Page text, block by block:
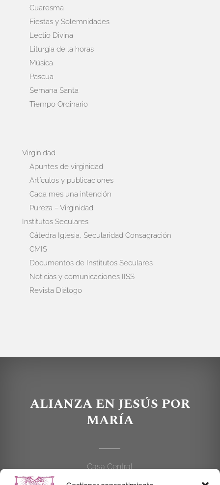
Cuaresma
Fiestas y Solemnidades
Lectio Divina
Liturgia de la horas
Música
Pascua
Semana Santa
Tiempo Ordinario
Virginidad
Apuntes de virginidad
Artículos y publicaciones
Cada mes una intención
Pureza – Virginidad
Institutos Seculares
Cátedra Iglesia, Secularidad Consagración
CMIS
Documentos de Institutos Seculares
Noticias y comunicaciones IISS
Revista Diálogo
ALIANZA EN JESÚS POR
MARÍA
Casa Central
C/Cardenal Cisneros, 55